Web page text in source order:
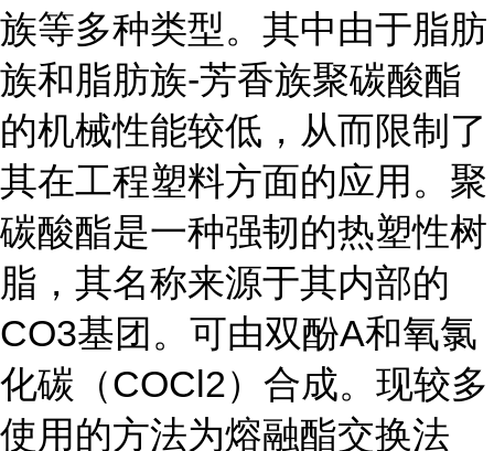
族等多种类型。其中由于脂肪
族和脂肪族-芳香族聚碳酸酯
的机械性能较低，从而限制了
其在工程塑料方面的应用。聚
碳酸酯是一种强韧的热塑性树
脂，其名称来源于其内部的
CO3基团。可由双酚A和氧氯
化碳（COCl2）合成。现较多
使用的方法为熔融酯交换法